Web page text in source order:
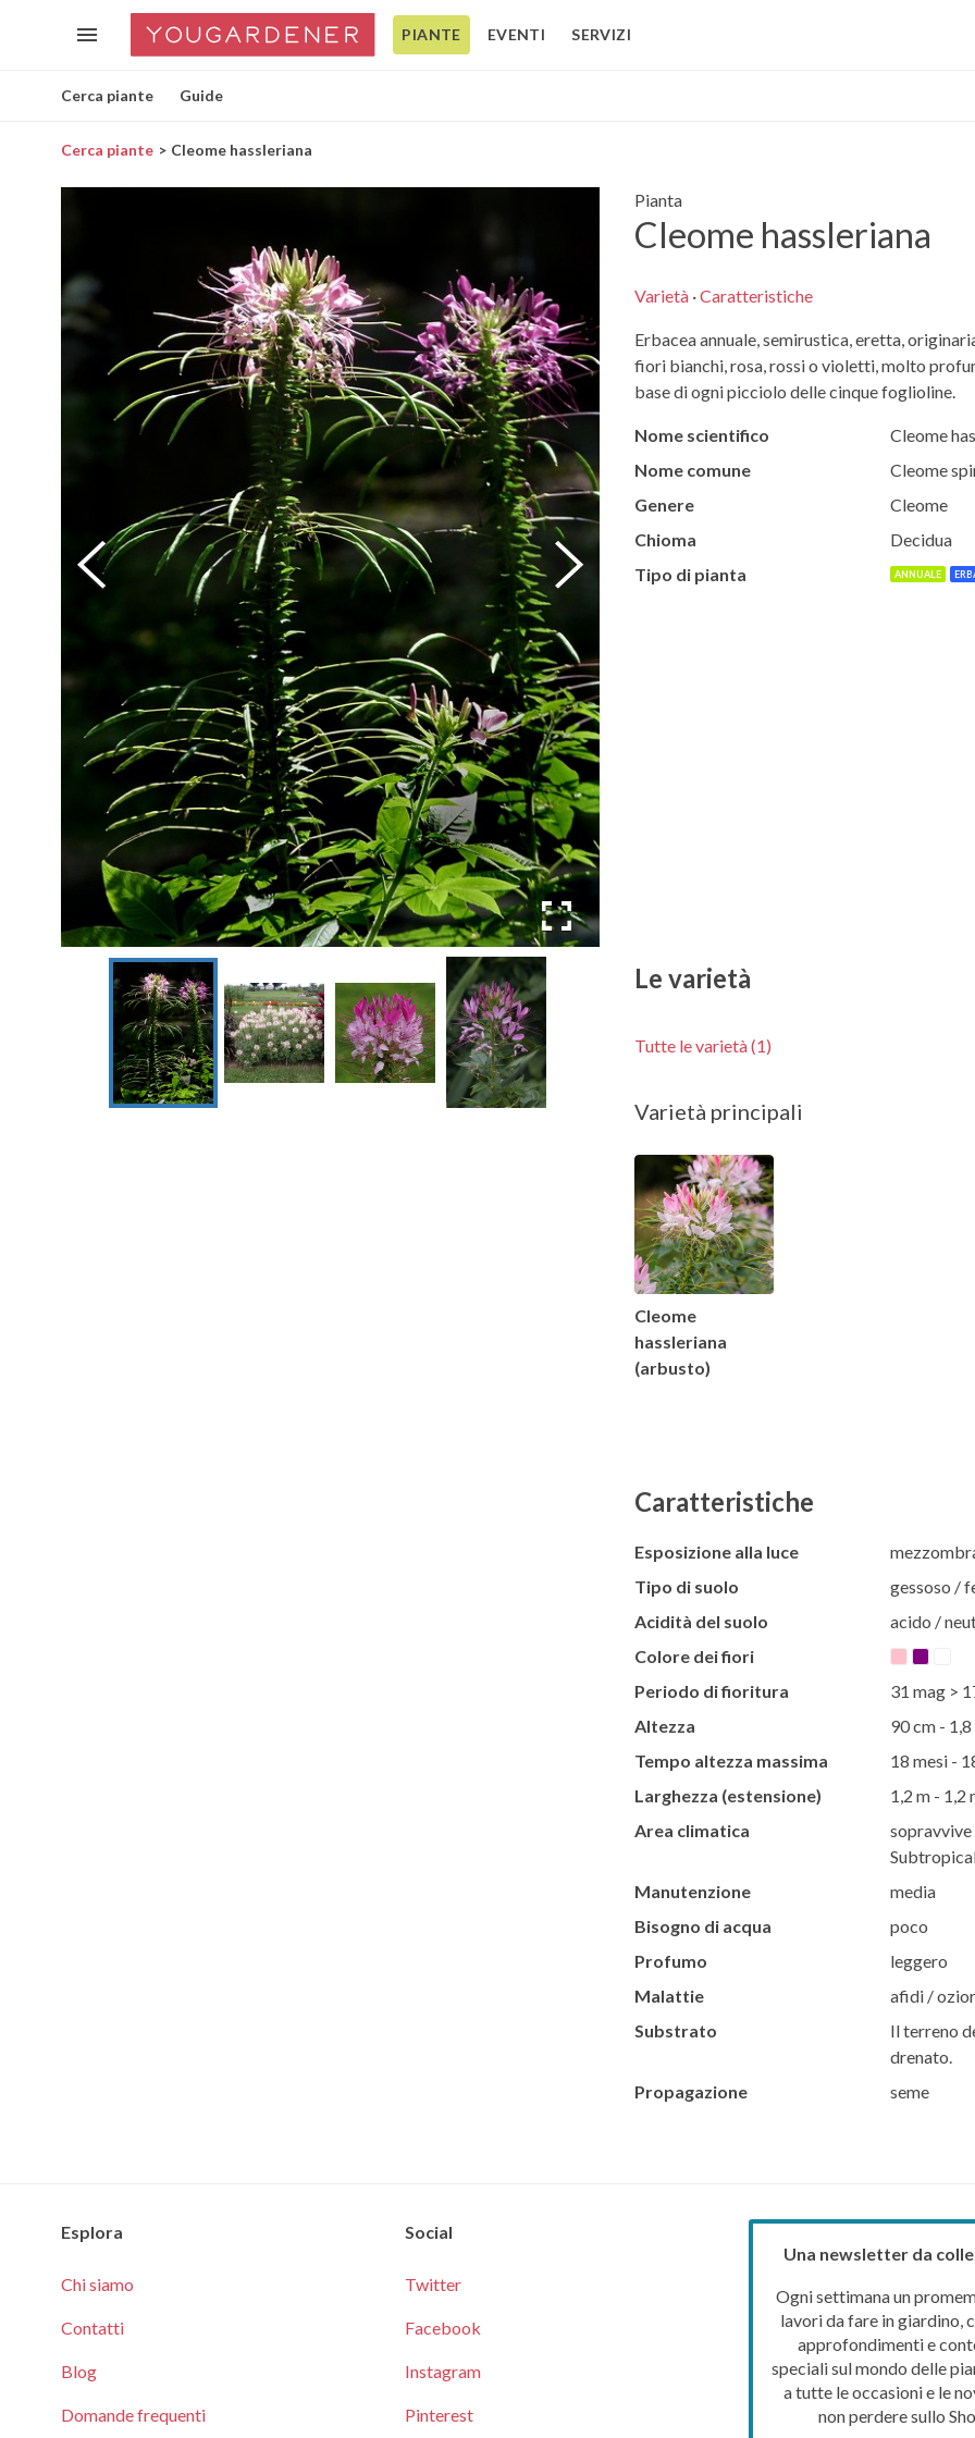
PIANTE EVENTI SERVIZI
Cerca piante Guide
Cerca piante Cleome hassleriana
Pianta
Cleome hassleriana
Varietà·Caratteristiche
Erbacea annuale, semirustica, eretta,
fiori bianchi, rosa, rossi o violetti, molto
base di ogni picciolo delle cinque foglioline.
Nome scientifico
Cleome
Nome comune
Cleome
Genere
Cleome
Chioma
Decidua
Tipo di pianta
ANNUALE
Le varietà
Tutte le varietà (1)
Varietà principali
Cleome
hassleriana
(arbusto)
Caratteristiche
Esposizione alla luce
Tipo di suolo
gessoso /
Acidità del suolo
acido /
Colore dei fiori
Periodo di fioritura
31 mag >
Altezza
90 cm - 1,8
Tempo altezza massima
18 mesi -
Larghezza (estensione)
1,2 m - 1,2
Area climatica
sopravvive
Manutenzione
media
Bisogno di acqua
poco
Profumo
leggero
Malattie
afidi /
Substrato
Il terreno
drenato.
Propagazione
seme
Esplora
Chi siamo
Contatti
Blog
Domande frequenti
Social
Twitter
Facebook
Instagram
Pinterest
Una newsletter da
Ogni settimana un
lavori da fare in giardino,
approfondimenti e
speciali sul mondo delle
a tutte le occasioni e le
non perdere sullo